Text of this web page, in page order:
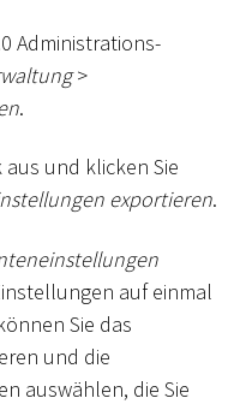
Administrations-
>
.
und klicken Sie
exportieren.
auf einmal
Sie das
und die
auswählen, die Sie